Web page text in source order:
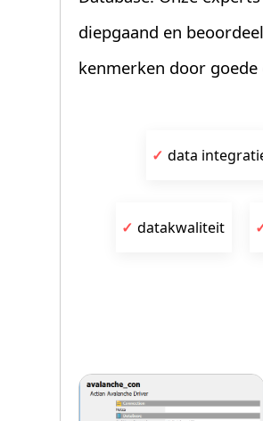
diepgaand en
kenmerken door
data
datakwaliteit